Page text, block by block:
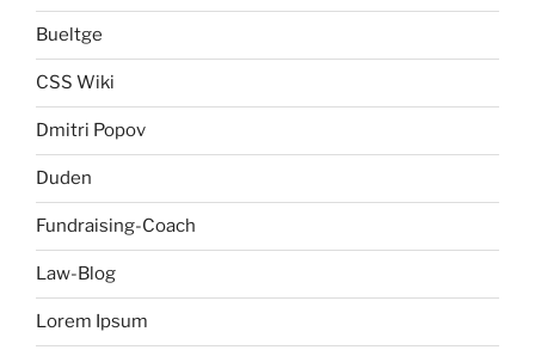
Bueltge
CSS Wiki
Dmitri Popov
Duden
Fundraising-Coach
Law-Blog
Lorem Ipsum